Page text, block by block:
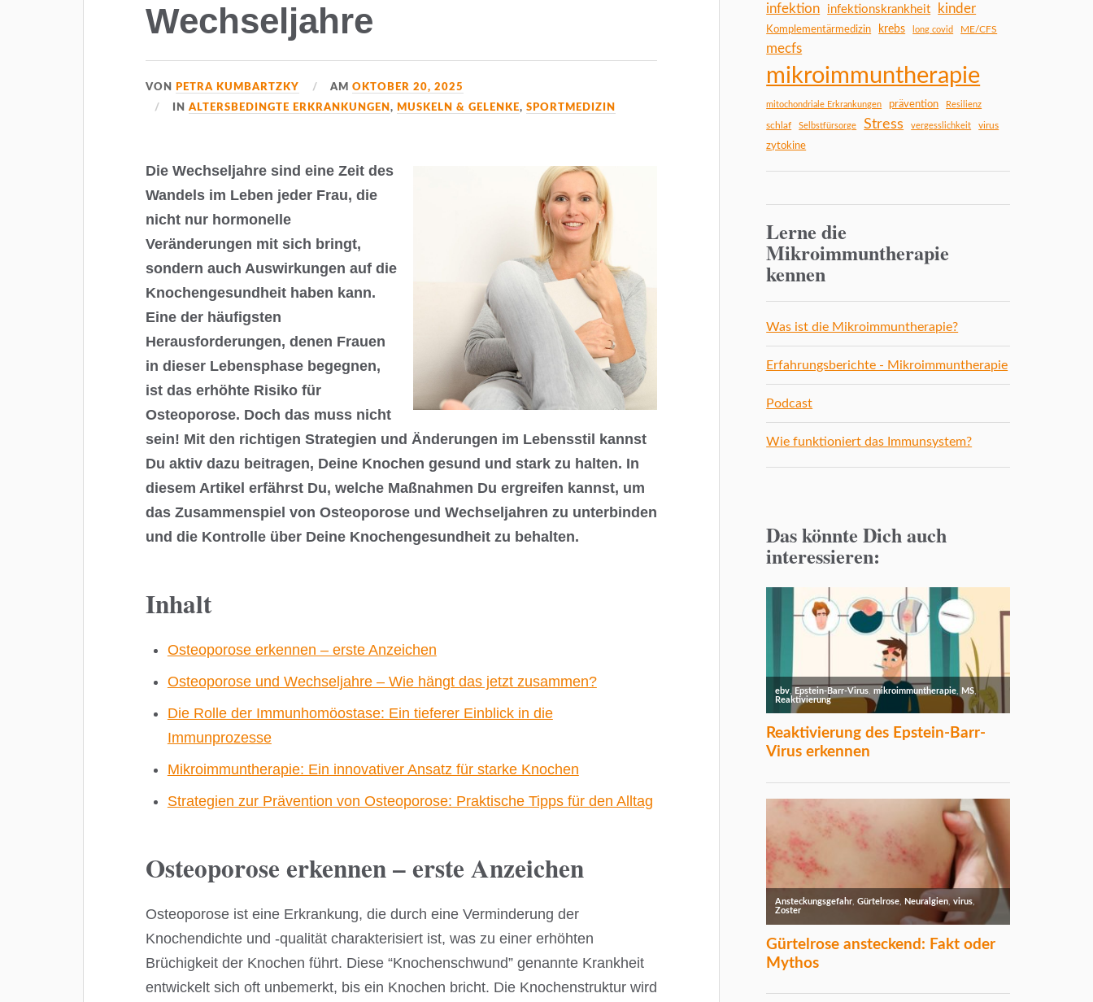
Wechseljahre
VON PETRA KUMBARTZKY AMOKTOBER 20, 2025
INALTERSBEDINGTE ERKRANKUNGEN, MUSKELN & GELENKE,SPORTMEDIZIN
Die Wechseljahre sind eine Zeit des
Wandels im Leben jeder Frau, die
nicht nur hormonelle
Veränderungen mit sich bringt,
sondern auch Auswirkungen auf die
Knochengesundheit haben kann.
Eine der häufigsten
Herausforderungen, denen Frauen
in dieser Lebensphase begegnen,
ist das erhöhte Risiko für
Osteoporose. Doch das muss nicht
sein! Mit den richtigen Strategien und Änderungen im Lebensstil kannst
Du aktiv dazu beitragen, Deine Knochen gesund und stark zu halten. In
diesem Artikel erfährst Du, welche Maßnahmen Du ergreifen kannst, um
das Zusammenspiel von Osteoporose und Wechseljahren zu unterbinden
und die Kontrolle über Deine Knochengesundheit zu behalten.
Inhalt
Osteoporose erkennen – erste Anzeichen
Osteoporose und Wechseljahre – Wie hängt das jetzt zusammen?
Die Rolle der Immunhomöostase: Ein tieferer Einblick in die
Immunprozesse
Mikroimmuntherapie: Ein innovativer Ansatz für starke Knochen
Strategien zur Prävention von Osteoporose: Praktische Tipps für den Alltag
Osteoporose erkennen – erste Anzeichen
Osteoporose ist eine Erkrankung, die durch eine Verminderung der
Knochendichte und -qualität charakterisiert ist, was zu einer erhöhten
Brüchigkeit der Knochen führt. Diese “Knochenschwund” genannte Krankheit
entwickelt sich oft unbemerkt, bis ein Knochen bricht. Die Knochenstruktur wird
infektion infektionskrankheit kinder
Komplementärmedizin krebs long covid ME/CFS
mecfs
mikroimmuntherapie
mitochondriale Erkrankungen prävention Resilienz
schlaf Selbstfürsorge Stress vergesslichkeit virus
zytokine
Lerne die
Mikroimmuntherapie
kennen
Was ist die Mikroimmuntherapie?
Erfahrungsberichte - Mikroimmuntherapie
Podcast
Wie funktioniert das Immunsystem?
Das könnte Dich auch
interessieren: